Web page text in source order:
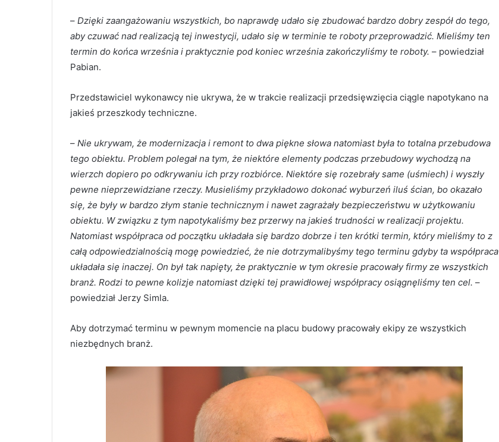
– Dzięki zaangażowaniu wszystkich, bo naprawdę udało się zbudować bardzo dobry zespół do tego,
aby czuwać nad realizacją tej inwestycji, udało się w terminie te roboty przeprowadzić. Mieliśmy ten
termin do końca września i praktycznie pod koniec września zakończyliśmy te roboty. – powiedział
Pabian.
Przedstawiciel wykonawcy nie ukrywa, że w trakcie realizacji przedsięwzięcia ciągle napotykano na
jakieś przeszkody techniczne.
– Nie ukrywam, że modernizacja i remont to dwa piękne słowa natomiast była to totalna przebudowa
tego obiektu. Problem polegał na tym, że niektóre elementy podczas przebudowy wychodzą na
wierzch dopiero po odkrywaniu ich przy rozbiórce. Niektóre się rozebrały same (uśmiech) i wyszły
pewne nieprzewidziane rzeczy. Musieliśmy przykładowo dokonać wyburzeń iluś ścian, bo okazało
się, że były w bardzo złym stanie technicznym i nawet zagrażały bezpieczeństwu w użytkowaniu
obiektu. W związku z tym napotykaliśmy bez przerwy na jakieś trudności w realizacji projektu.
Natomiast współpraca od początku układała się bardzo dobrze i ten krótki termin, który mieliśmy to z
całą odpowiedzialnością mogę powiedzieć, że nie dotrzymalibyśmy tego terminu gdyby ta współpraca
układała się inaczej. On był tak napięty, że praktycznie w tym okresie pracowały firmy ze wszystkich
branż. Rodzi to pewne kolizje natomiast dzięki tej prawidłowej współpracy osiągnęliśmy ten cel. –
powiedział Jerzy Simla.
Aby dotrzymać terminu w pewnym momencie na placu budowy pracowały ekipy ze wszystkich
niezbędnych branż.